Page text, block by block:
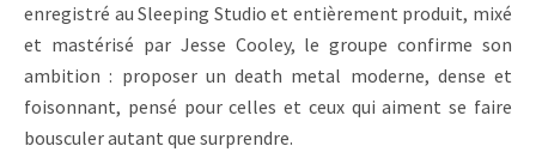
enregistré au Sleeping Studio et entièrement produit, mixé
et mastérisé par Jesse Cooley, le groupe confirme son
ambition : proposer un death metal moderne, dense et
foisonnant, pensé pour celles et ceux qui aiment se faire
bousculer autant que surprendre.